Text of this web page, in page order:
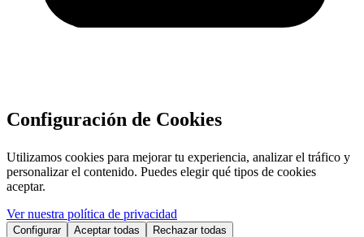
Configuración de Cookies
Utilizamos cookies para mejorar tu experiencia, analizar el tráfico y
personalizar el contenido. Puedes elegir qué tipos de cookies
aceptar.
Ver nuestra política de privacidad
Configurar Aceptar todas Rechazar todas